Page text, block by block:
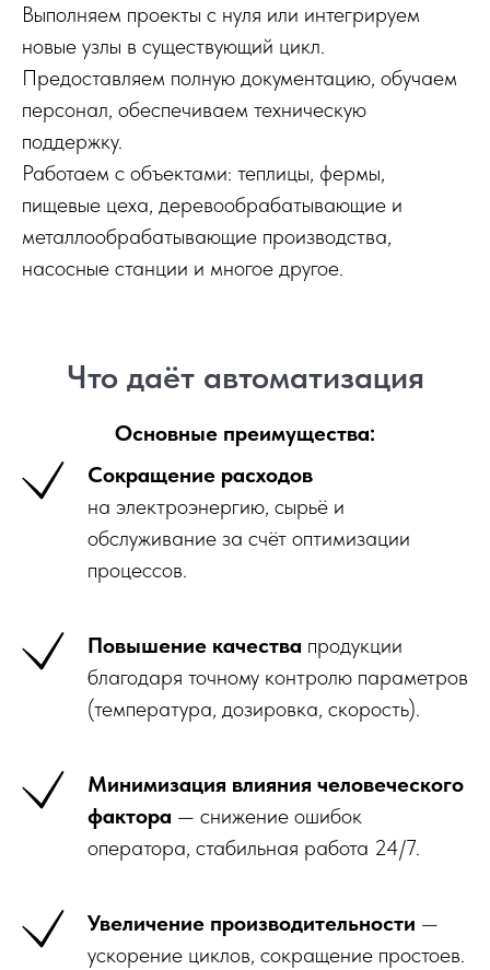
Выполняем проекты с нуля или интегрируем
новые узлы в существующий цикл.
Предоставляем полную документацию, обучаем
персонал, обеспечиваем техническую
поддержку.
Работаем с объектами: теплицы, фермы,
пищевые цеха, деревообрабатывающие и
металлообрабатывающие производства,
насосные станции и многое другое.
Что даёт автоматизация
Основные преимущества:
Сокращение расходов
на электроэнергию, сырьё и
обслуживание за счёт оптимизации
процессов.
Повышение качества продукции
благодаря точному контролю параметров
(температура, дозировка, скорость).
Минимизация влияния человеческого
фактора — снижение ошибок
оператора, стабильная работа 24/7.
Увеличение производительности —
ускорение циклов, сокращение простоев.